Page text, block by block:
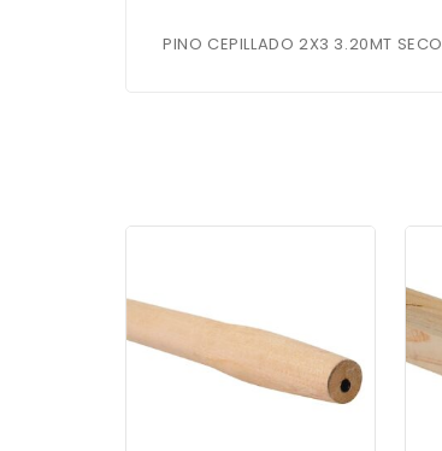
PINO CEPILLADO 2X3 3.20MT SECO